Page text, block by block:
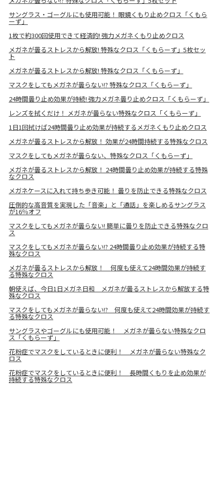
サングラス・ゴーグルにも使用可能！ 眼鏡くもり止めクロス「くもら
ーず」
1枚で約300回使用できて経済的! 強力メガネくもり止めクロス
メガネが曇るストレスから解放! 特殊なクロス「くもらーず」5枚セッ
ト
メガネが曇るストレスから解放! 特殊なクロス「くもらーず」
マスクをしてもメガネが曇らない!? 特殊なクロス「くもらーず」
24時間曇り止め効果が持続! 強力メガネ曇り止めクロス「くもらーず」
レンズを拭くだけ！ メガネが曇らない特殊なクロス「くもらーず」
1日1回拭けば24時間曇り止め効果が持続するメガネくもり止めクロス
メガネが曇るストレスから解放！ 効果が24時間持続する特殊なクロス
マスクをしてもメガネが曇らない、特殊なクロス「くもらーず」
メガネが曇るストレスから解放！ 24時間曇り止め効果が持続する特殊
なクロス
メガネケースに入れて持ち歩き可能！ 曇りを防止できる特殊なクロス
圧倒的な高音質を実現した「音楽」と「通話」を楽しめるサングラス
が16％オフ
マスクをしてもメガネが曇らない! 簡単に曇りを防止できる特殊なクロ
ス
マスクをしてもメガネが曇らない!? 24時間曇り止め効果が持続する特
殊なクロス
メガネが曇るストレスから解放！ 何度も使えて24時間効果が持続す
る特殊なクロス
朝使えば、今日1日メガネ日和 メガネが曇るストレスから解放する特
殊なクロス
マスクをしてもメガネが曇らない!? 何度も使えて24時間効果が持続す
る特殊なクロス
サングラスやゴーグルにも使用可能！ メガネが曇らない特殊なクロ
ス「くもらーず」
花粉症でマスクをしているときに便利！ メガネが曇らない特殊なク
ロス
花粉症でマスクをしているときに便利！ 長時間くもりを止め効果が
持続する特殊なクロス